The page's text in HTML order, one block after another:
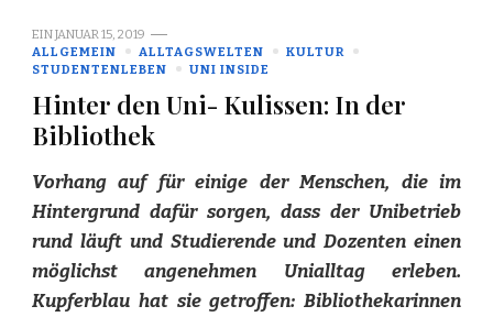
EINJANUAR 15, 2019
ALLGEMEIN
ALLTAGSWELTEN
KULTUR
STUDENTENLEBEN
UNI INSIDE
Hinter den Uni- Kulissen: In der
Bibliothek
Vorhang auf für einige der Menschen, die im
Hintergrund dafür sorgen, dass der Unibetrieb
rund läuft und Studierende und Dozenten einen
möglichst angenehmen Unialltag erleben.
Kupferblau hat sie getroffen: Bibliothekarinnen